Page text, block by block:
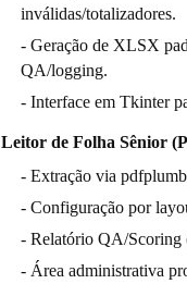
inválidas/totalizadores.
- Geração de XLSX
QA/logging.
- Interface em Tkinter
Leitor de Folha Sênior
- Extração via
- Configuração por
- Relatório QA/Scoring
- Área administrativa